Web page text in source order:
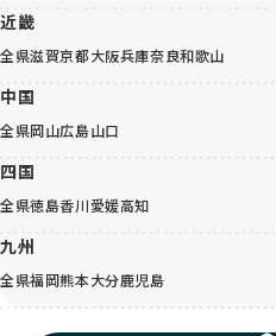
近畿
全県滋賀京都大阪兵庫奈良和歌山
中国
全県岡山広島山口
四国
全県徳島香川愛媛高知
九州
全県福岡熊本大分鹿児島